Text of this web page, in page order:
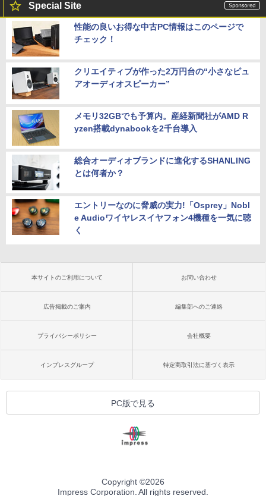
Special Site
性能の良いお得な中古PC情報はこのページで
チェック！
クリエイティブが作った2万円台の“小さなピュ
アオーディオスピーカー”
メモリ32GBでも予算内。産経新聞社がAMD R
yzen搭載dynabookを2千台導入
総合オーディオブランドに進化するSHANLING
とは何者か？
エントリーなのに脅威の実力!「Osprey」Nobl
e Audioワイヤレスイヤフォン4機種を一気に聴
く
本サイトのご利用について お問い合わせ
広告掲載のご案内 編集部へのご連絡
プライバシーポリシー 会社概要
インプレスグループ 特定商取引法に基づく表示
PC版で見る
Copyright ©2026
Impress Corporation. All rights reserved.